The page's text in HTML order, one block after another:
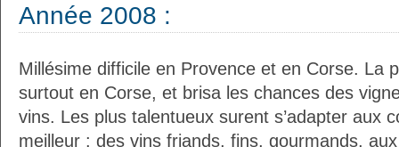
Année 2008 :
Millésime difficile en Provence et en Corse. La
surtout en Corse, et brisa les chances des
vins. Les plus talentueux surent s’adapter aux
meilleur : des vins friands, fins, gourmands,